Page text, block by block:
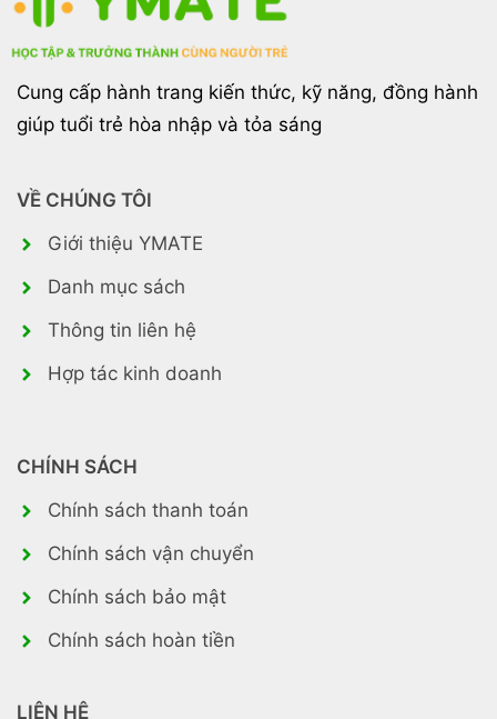
Cung cấp hành trang kiến thức, kỹ năng, đồng hành
giúp tuổi trẻ hòa nhập và tỏa sáng
VỀ CHÚNG TÔI
Giới thiệu YMATE
Danh mục sách
Thông tin liên hệ
Hợp tác kinh doanh
CHÍNH SÁCH
Chính sách thanh toán
Chính sách vận chuyển
Chính sách bảo mật
Chính sách hoàn tiền
LIÊN HỆ